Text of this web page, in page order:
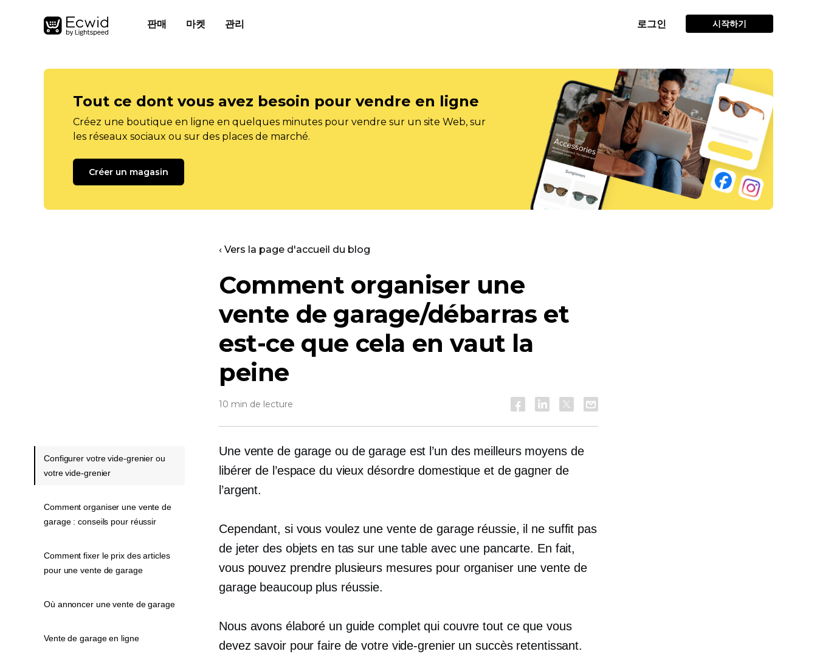
판매 마켓 관리 로그인 시작하기
Tout ce dont vous avez besoin pour vendre en ligne
Créez une boutique en ligne en quelques minutes pour vendre sur un site Web, sur
les réseaux sociaux ou sur des places de marché.
Créer un magasin
‹ Vers la page d'accueil du blog
Comment organiser une
vente de garage/débarras et
est-ce que cela en vaut la
peine
10 min de lecture
Une vente de garage ou de garage est l’un des meilleurs moyens de
libérer de l’espace du vieux désordre domestique et de gagner de
l’argent.
Cependant, si vous voulez une vente de garage réussie, il ne suffit pas
de jeter des objets en tas sur une table avec une pancarte. En fait,
vous pouvez prendre plusieurs mesures pour organiser une vente de
garage beaucoup plus réussie.
Nous avons élaboré un guide complet qui couvre tout ce que vous
devez savoir pour faire de votre vide-grenier un succès retentissant.
Configurer votre vide-grenier ou
votre vide-grenier
Comment organiser une vente de
garage : conseils pour réussir
Comment fixer le prix des articles
pour une vente de garage
Où annoncer une vente de garage
Vente de garage en ligne